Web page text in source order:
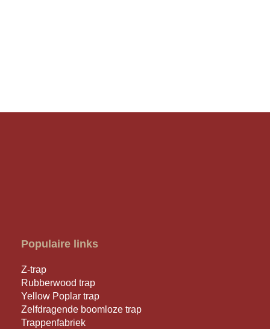
Populaire links
Z-trap
Rubberwood trap
Yellow Poplar trap
Zelfdragende boomloze trap
Trappenfabriek